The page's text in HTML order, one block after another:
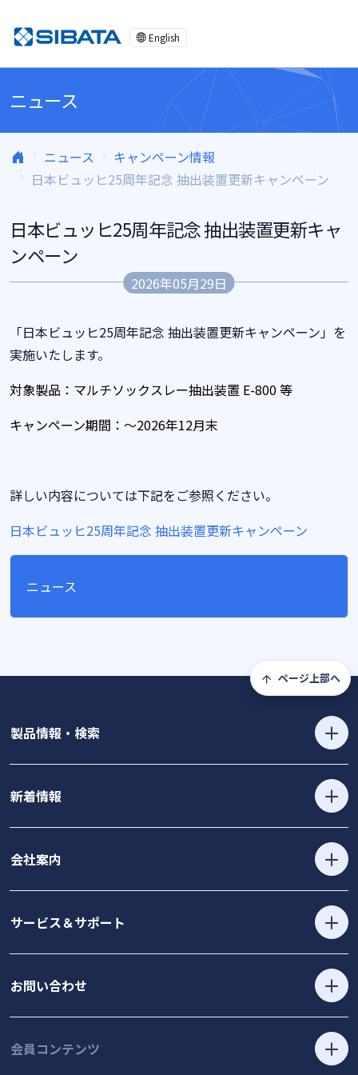
English
ニュース
ニュース
キャンペーン情報
日本ビュッヒ25周年記念 抽出装置更新キャンペーン
日本ビュッヒ25周年記念 抽出装置更新キャ
ンペーン
2026年05月29日
「日本ビュッヒ25周年記念 抽出装置更新キャンペーン」を
実施いたします。
対象製品：マルチソックスレー抽出装置 E-800 等
キャンペーン期間：～2026年12月末
詳しい内容については下記をご参照ください。
日本ビュッヒ25周年記念 抽出装置更新キャンペーン
ニュース
ページ上部へ
製品情報・検索
新着情報
会社案内
サービス＆サポート
お問い合わせ
会員コンテンツ